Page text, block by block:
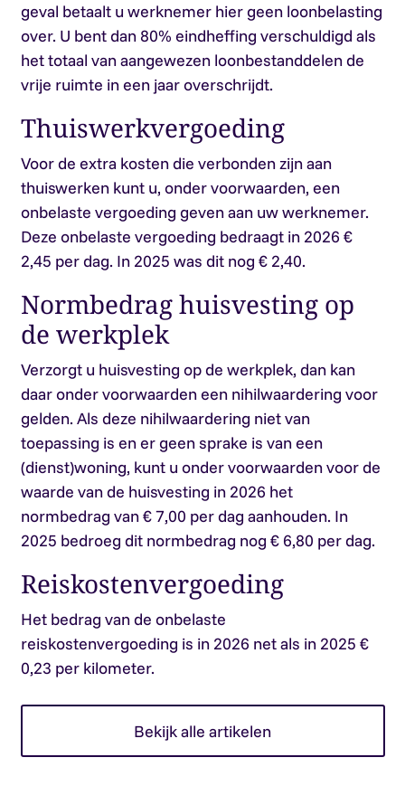
geval betaalt u werknemer hier geen loonbelasting
over. U bent dan 80% eindheffing verschuldigd als
het totaal van aangewezen loonbestanddelen de
vrije ruimte in een jaar overschrijdt.
Thuiswerkvergoeding
Voor de extra kosten die verbonden zijn aan
thuiswerken kunt u, onder voorwaarden, een
onbelaste vergoeding geven aan uw werknemer.
Deze onbelaste vergoeding bedraagt in 2026 €
2,45 per dag. In 2025 was dit nog € 2,40.
Normbedrag huisvesting op
de werkplek
Verzorgt u huisvesting op de werkplek, dan kan
daar onder voorwaarden een nihilwaardering voor
gelden. Als deze nihilwaardering niet van
toepassing is en er geen sprake is van een
(dienst)woning, kunt u onder voorwaarden voor de
waarde van de huisvesting in 2026 het
normbedrag van € 7,00 per dag aanhouden. In
2025 bedroeg dit normbedrag nog € 6,80 per dag.
Reiskostenvergoeding
Het bedrag van de onbelaste
reiskostenvergoeding is in 2026 net als in 2025 €
0,23 per kilometer.
Bekijk alle artikelen